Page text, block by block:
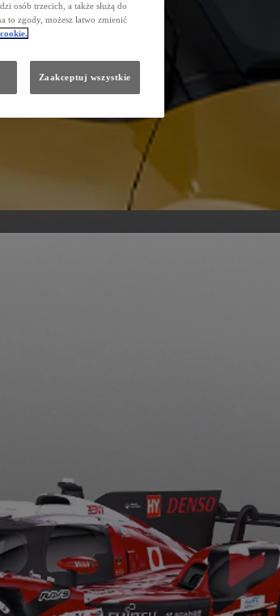
osób trzecich, a także służą do
to zgody, możesz łatwo zmienić
Zaakceptuj wszystkie